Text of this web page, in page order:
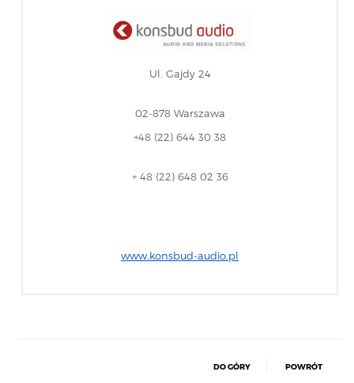
Ul. Gajdy 24
02-878 Warszawa
+48 (22) 644 30 38
+ 48 (22) 648 02 36
www.konsbud-audio.pl
DO GÓRY POWRÓT